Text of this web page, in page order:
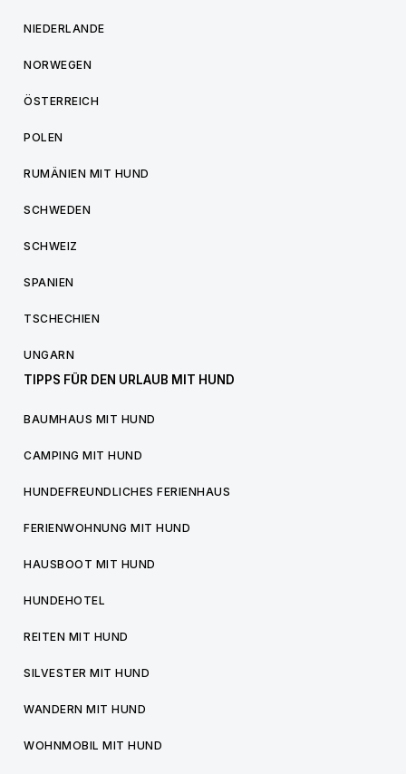
NIEDERLANDE
NORWEGEN
ÖSTERREICH
POLEN
RUMÄNIEN MIT HUND
SCHWEDEN
SCHWEIZ
SPANIEN
TSCHECHIEN
UNGARN
TIPPS FÜR DEN URLAUB MIT HUND
BAUMHAUS MIT HUND
CAMPING MIT HUND
HUNDEFREUNDLICHES FERIENHAUS
FERIENWOHNUNG MIT HUND
HAUSBOOT MIT HUND
HUNDEHOTEL
REITEN MIT HUND
SILVESTER MIT HUND
WANDERN MIT HUND
WOHNMOBIL MIT HUND